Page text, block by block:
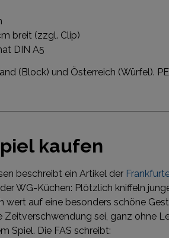
breit (zzgl. Clip)
DIN A5
(Block) und Österreich (Würfel).
kaufen
beschreibt ein Artikel der
WG-Küchen: Plötzlich kniffeln
wert auf eine besonders schöne
Zeitverschwendung sei, ganz ohne
Spiel. Die FAS schreibt: